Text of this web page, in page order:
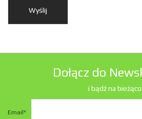
Dołącz do
i bądź na bieżąco
Email *